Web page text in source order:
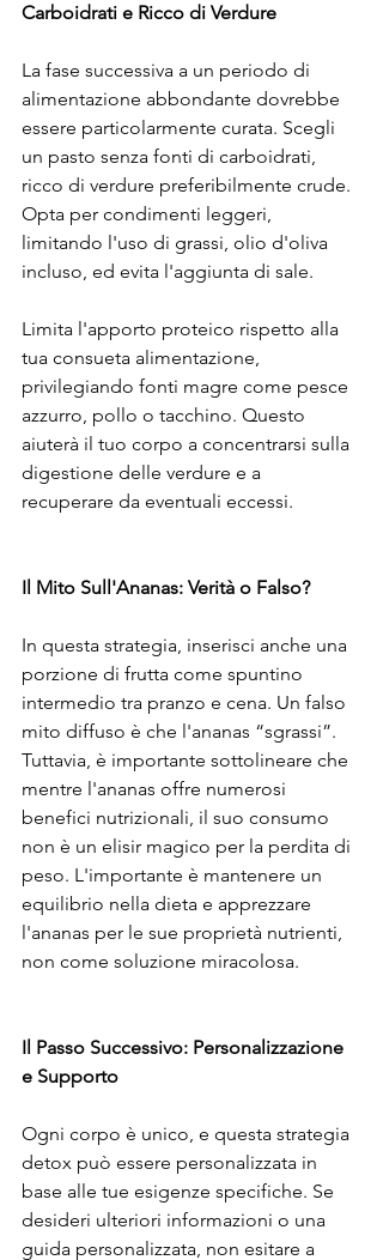
Carboidrati e Ricco di Verdure
La fase successiva a un periodo di
alimentazione abbondante dovrebbe
essere particolarmente curata. Scegli
un pasto senza fonti di carboidrati,
ricco di verdure preferibilmente crude.
Opta per condimenti leggeri,
limitando l'uso di grassi, olio d'oliva
incluso, ed evita l'aggiunta di sale.
Limita l'apporto proteico rispetto alla
tua consueta alimentazione,
privilegiando fonti magre come pesce
azzurro, pollo o tacchino. Questo
aiuterà il tuo corpo a concentrarsi sulla
digestione delle verdure e a
recuperare da eventuali eccessi.
Il Mito Sull'Ananas: Verità o Falso?
In questa strategia, inserisci anche una
porzione di frutta come spuntino
intermedio tra pranzo e cena. Un falso
mito diffuso è che l'ananas “sgrassi”.
Tuttavia, è importante sottolineare che
mentre l'ananas offre numerosi
benefici nutrizionali, il suo consumo
non è un elisir magico per la perdita di
peso. L'importante è mantenere un
equilibrio nella dieta e apprezzare
l'ananas per le sue proprietà nutrienti,
non come soluzione miracolosa.
Il Passo Successivo: Personalizzazione
e Supporto
Ogni corpo è unico, e questa strategia
detox può essere personalizzata in
base alle tue esigenze specifiche. Se
desideri ulteriori informazioni o una
guida personalizzata, non esitare a